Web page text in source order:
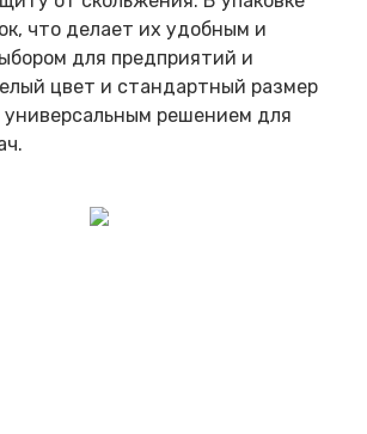
что делает их удобным и
для предприятий и
цвет и стандартный размер
универсальным решением для